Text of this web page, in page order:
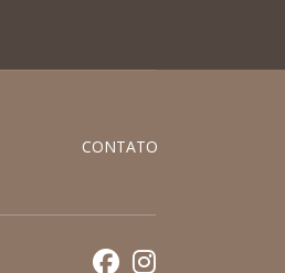
CONTATO